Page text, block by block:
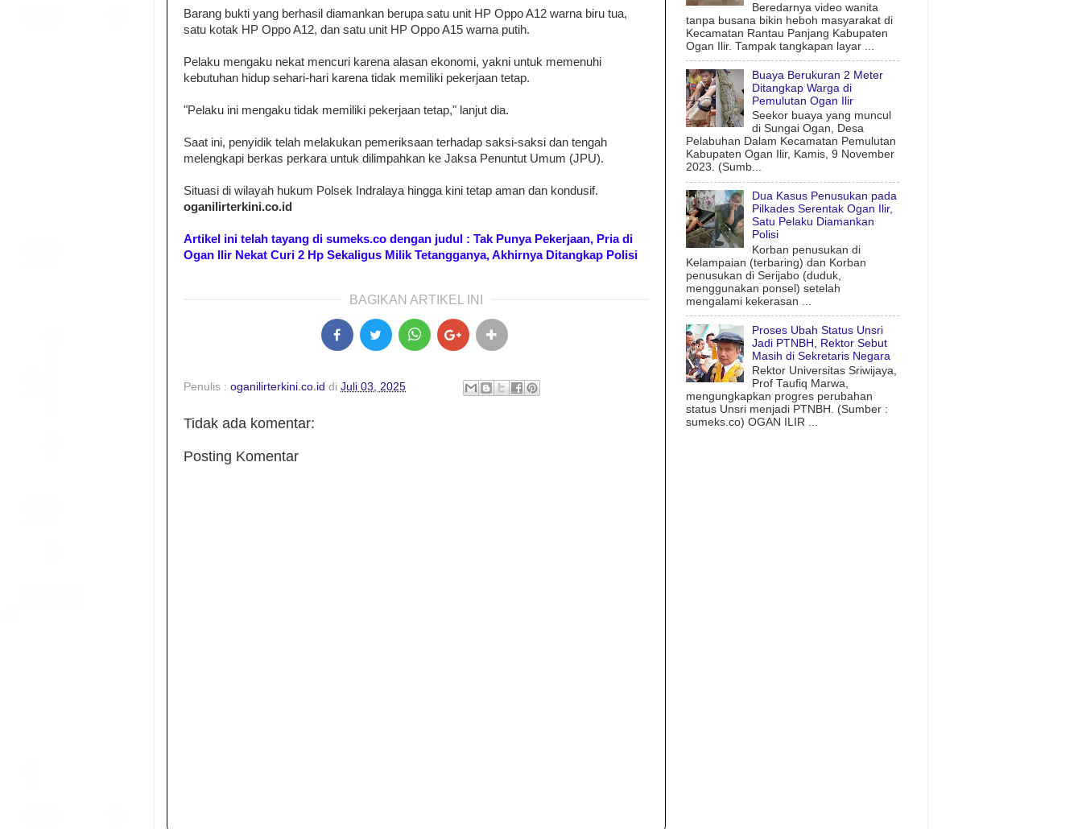
Barang bukti yang berhasil diamankan berupa satu unit HP Oppo A12 warna biru tua,
satu kotak HP Oppo A12, dan satu unit HP Oppo A15 warna putih.
Pelaku mengaku nekat mencuri karena alasan ekonomi, yakni untuk memenuhi
kebutuhan hidup sehari-hari karena tidak memiliki pekerjaan tetap.
"Pelaku ini mengaku tidak memiliki pekerjaan tetap," lanjut dia.
Saat ini, penyidik telah melakukan pemeriksaan terhadap saksi-saksi dan tengah
melengkapi berkas perkara untuk dilimpahkan ke Jaksa Penuntut Umum (JPU).
Situasi di wilayah hukum Polsek Indralaya hingga kini tetap aman dan kondusif.
oganilirterkini.co.id
Artikel ini telah tayang di sumeks.co dengan judul : Tak Punya Pekerjaan, Pria di
Ogan Ilir Nekat Curi 2 Hp Sekaligus Milik Tetangganya, Akhirnya Ditangkap Polisi
BAGIKAN ARTIKEL INI
Penulis : oganilirterkini.co.id di Juli 03, 2025
Tidak ada komentar:
Posting Komentar
Beredarnya video wanita
tanpa busana bikin heboh masyarakat di
Kecamatan Rantau Panjang Kabupaten
Ogan Ilir. Tampak tangkapan layar ...
Buaya Berukuran 2 Meter
Ditangkap Warga di
Pemulutan Ogan Ilir
Seekor buaya yang muncul
di Sungai Ogan, Desa
Pelabuhan Dalam Kecamatan Pemulutan
Kabupaten Ogan Ilir, Kamis, 9 November
2023. (Sumb...
Dua Kasus Penusukan pada
Pilkades Serentak Ogan Ilir,
Satu Pelaku Diamankan
Polisi
Korban penusukan di
Kelampaian (terbaring) dan Korban
penusukan di Serijabo (duduk,
menggunakan ponsel) setelah
mengalami kekerasan ...
Proses Ubah Status Unsri
Jadi PTNBH, Rektor Sebut
Masih di Sekretaris Negara
Rektor Universitas Sriwijaya,
Prof Taufiq Marwa,
mengungkapkan progres perubahan
status Unsri menjadi PTNBH. (Sumber :
sumeks.co) OGAN ILIR ...